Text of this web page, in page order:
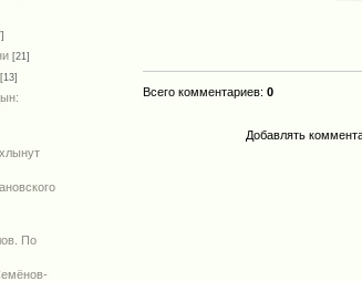
[21]
[13]
По
Всего комментариев: 0
Добавлять